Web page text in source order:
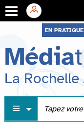
menu
contenu
recherche
EN PRATIQUE
Média
La